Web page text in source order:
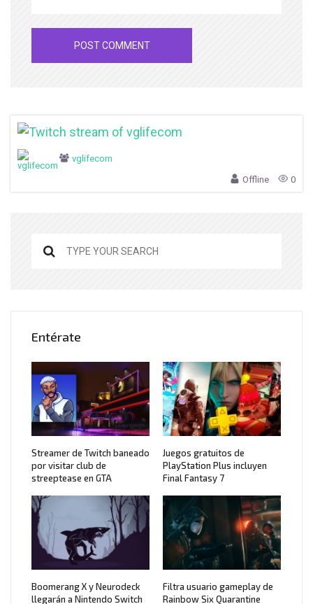
vglifecom
Offline 0
Entérate
Streamer de Twitch baneado
por visitar club de
streeptease en GTA
Juegos gratuitos de
PlayStation Plus incluyen
Final Fantasy 7
Boomerang X y Neurodeck
llegarán a Nintendo Switch
Filtra usuario gameplay de
Rainbow Six Quarantine